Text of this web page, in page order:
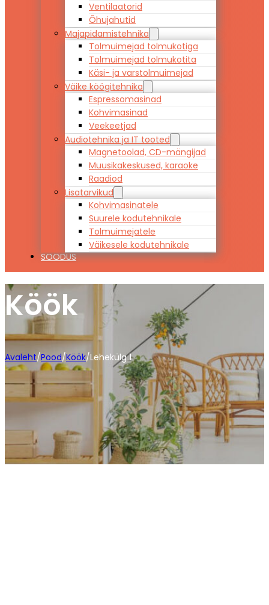
Ventilaatorid
Õhujahutid
Majapidamistehnika
Tolmuimejad tolmukotiga
Tolmuimejad tolmukotita
Käsi- ja varstolmuimejad
Väike köögitehnika
Espressomasinad
Kohvimasinad
Veekeetjad
Audiotehnika ja IT tooted
Magnetoolad, CD-mängijad
Muusikakeskused, karaoke
Raadiod
Lisatarvikud
Kohvimasinatele
Suurele kodutehnikale
Tolmuimejatele
Väikesele kodutehnikale
SOODUS
Köök
Avaleht/Pood/Köök/Lehekülg 1